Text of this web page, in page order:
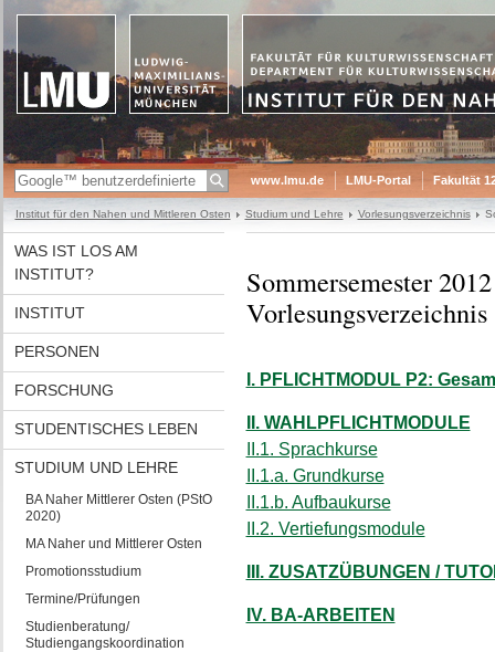
www.lmu.de LMU-Portal Fakultät
Institut für den Nahen und Mittleren Osten Studium und Lehre Vorlesungsverzeichnis
WAS IST LOS AM
INSTITUT?
INSTITUT
PERSONEN
FORSCHUNG
STUDENTISCHES LEBEN
STUDIUM UND LEHRE
BA Naher Mittlerer Osten (PStO
2020)
MA Naher und Mittlerer Osten
Promotionsstudium
Termine/Prüfungen
Studienberatung/
Studiengangskoordination
Sommersemester
Vorlesungsverzeichnis
I. PFLICHTMODUL P2:
II. WAHLPFLICHTMODULE
II.1. Sprachkurse
II.1.a. Grundkurse
II.1.b. Aufbaukurse
II.2. Vertiefungsmodule
III. ZUSATZÜBUNGEN /
IV. BA-ARBEITEN